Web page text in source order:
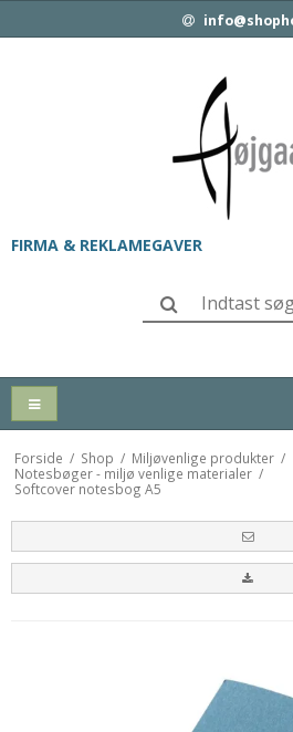
FIRMA & REKLAMEGAVER
Forside / Shop / Miljøvenlige produkter /
Notesbøger - miljø venlige materialer /
Softcover notesbog A5